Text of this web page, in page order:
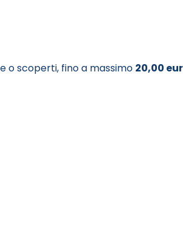
o scoperti, fino a massimo 20,00